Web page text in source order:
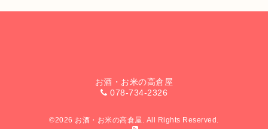
お酒・お米の高倉屋
078-734-2326
©2026 お酒・お米の高倉屋 . All Rights Reserved.